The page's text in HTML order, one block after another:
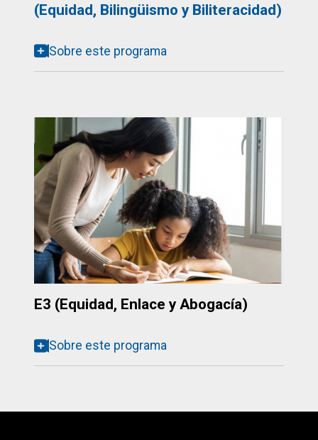
(Equidad, Bilingüismo y Biliteracidad)
Sobre este programa
E3 (Equidad, Enlace y Abogacía)
Sobre este programa